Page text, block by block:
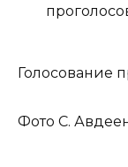
Голосование
Фото С.